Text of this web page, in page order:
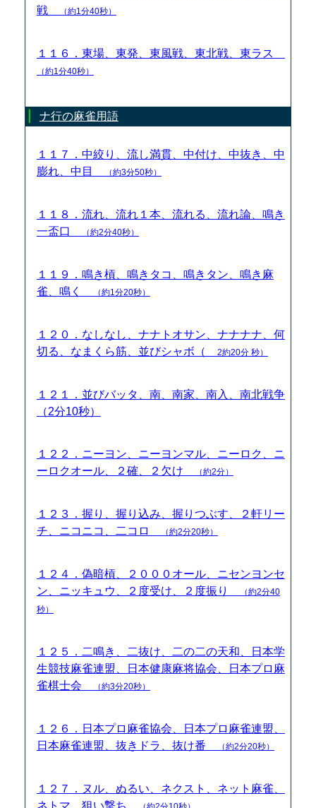
戦
（約1分40秒）
１１６．東場、東発、東風戦、東北戦、東ラス
（約1分40秒）
ナ行の麻雀用語
１１７．中絞り、流し満貫、中付け、中抜き、中
膨れ、中目
（約3分50秒）
１１８．流れ、流れ１本、流れる、流れ論、鳴き
一盃口
（約2分40秒）
１１９．鳴き槓、鳴きタコ、鳴きタン、鳴き麻
雀、鳴く
（約1分20秒）
１２０．なしなし、ナナトオサン、ナナナナ、何
切る、なまくら筋、並びシャボ（
2約20分 秒）
１２１．並びバッタ、南、南家、南入、南北戦争
（2分10秒）
１２２．ニーヨン、ニーヨンマル、ニーロク、ニ
ーロクオール、２確、２欠け
（約2分）
１２３．握り、握り込み、握りつぶす、２軒リー
チ、ニコニコ、二コロ
（約2分20秒）
１２４．偽暗槓、２０００オール、ニセンヨンセ
ン、ニッキュウ、２度受け、２度振り
（約2分40
秒）
１２５．二鳴き、二抜け、二の二の天和、日本学
生競技麻雀連盟、日本健康麻将協会、日本プロ麻
雀棋士会
（約3分20秒）
１２６．日本プロ麻雀協会、日本プロ麻雀連盟、
日本麻雀連盟、抜きドラ、抜け番
（約2分20秒）
１２７．ヌル、ぬるい、ネクスト、ネット麻雀、
ネトマ、狙い撃ち